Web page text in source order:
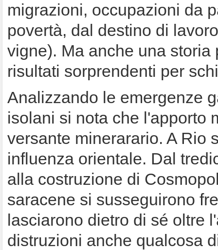
migrazioni, occupazioni da
povertà, dal destino di
vigne). Ma anche una
risultati sorprendenti per
Analizzando le emergenze
isolani si nota che l'apporto
versante minerarario. A Rio
influenza orientale. Dal
alla costruzione di
saracene si susseguirono
lasciarono dietro di sé oltre
distruzioni anche qualcosa